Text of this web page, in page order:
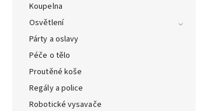
Koupelna
Osvětlení
Párty a oslavy
Péče o tělo
Proutěné koše
Regály a police
Robotické vysavače